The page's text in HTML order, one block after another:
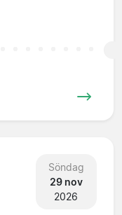
Söndag
29 nov
2026